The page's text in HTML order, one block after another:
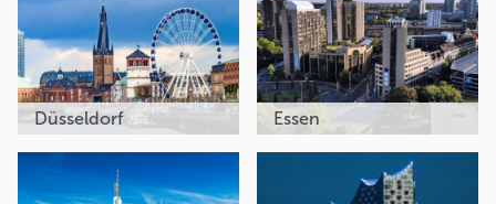
Düsseldorf Essen